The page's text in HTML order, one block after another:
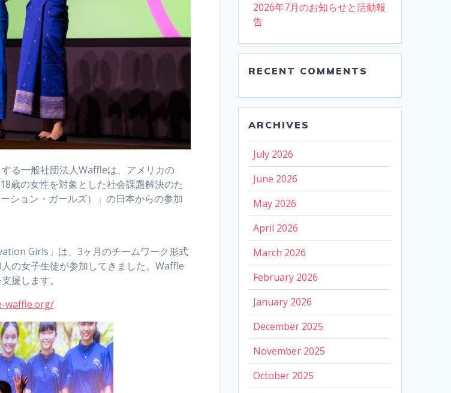
る一般社団法人Waffleは、アメリカの
歳の女性を対象とした社会課題解決のた
ション・ガールズ）」の日本からの参加
Girls」は、3ヶ月のチームワーク形式
の女子生徒が参加してきました。Waffle
援します。
waffle.org/
2026年7月のお知らせと活動報
告
RECENT COMMENTS
ARCHIVES
July 2026
June 2026
May 2026
April 2026
March 2026
February 2026
January 2026
December 2025
November 2025
October 2025